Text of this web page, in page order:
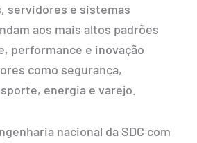
servidores e sistemas
aos mais altos padrões
performance e inovação
como segurança,
energia e varejo.
nacional da SDC com